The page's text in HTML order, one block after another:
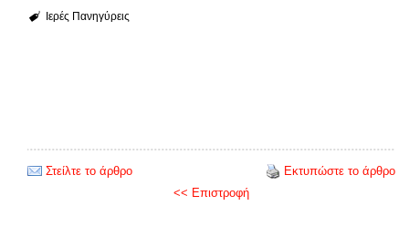
Ιερές Πανηγύρεις
Στείλτε το άρθρο
Εκτυπώστε το άρθρο
<< Επιστροφή